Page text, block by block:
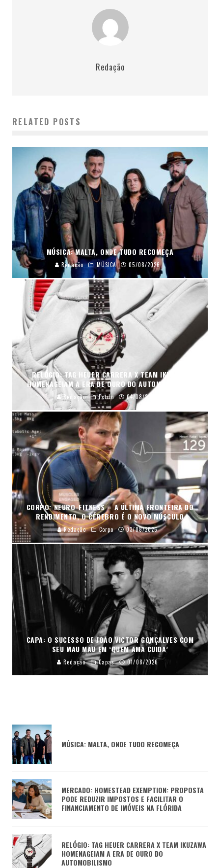
Redação
RELATED POSTS
MÚSICA: MALTA, ONDE TUDO RECOMEÇA
Redação MÚSICA 05/08/2026
RELÓGIO: TAG HEUER CARRERA X TEAM IKUZAWA
HOMENAGEIAM A ERA DE OURO DO AUTOMOBILISMO
Redação Estilo 04/08/2026
CORPO: NEURO-FITNESS – A ÚLTIMA FRONTEIRA DO
RENDIMENTO, O CÉREBRO É O NOVO MÚSCULO
Redação Corpo 03/08/2026
CAPA: O SUCESSO DE JOÃO VICTOR GONÇALVES COM
SEU MAU MAU EM ‘QUEM AMA CUIDA’
Redação Capas 01/08/2026
MÚSICA: MALTA, ONDE TUDO RECOMEÇA
MERCADO: HOMESTEAD EXEMPTION: PROPOSTA
PODE REDUZIR IMPOSTOS E FACILITAR O
FINANCIAMENTO DE IMÓVEIS NA FLÓRIDA
RELÓGIO: TAG HEUER CARRERA X TEAM IKUZAWA
HOMENAGEIAM A ERA DE OURO DO
AUTOMOBILISMO